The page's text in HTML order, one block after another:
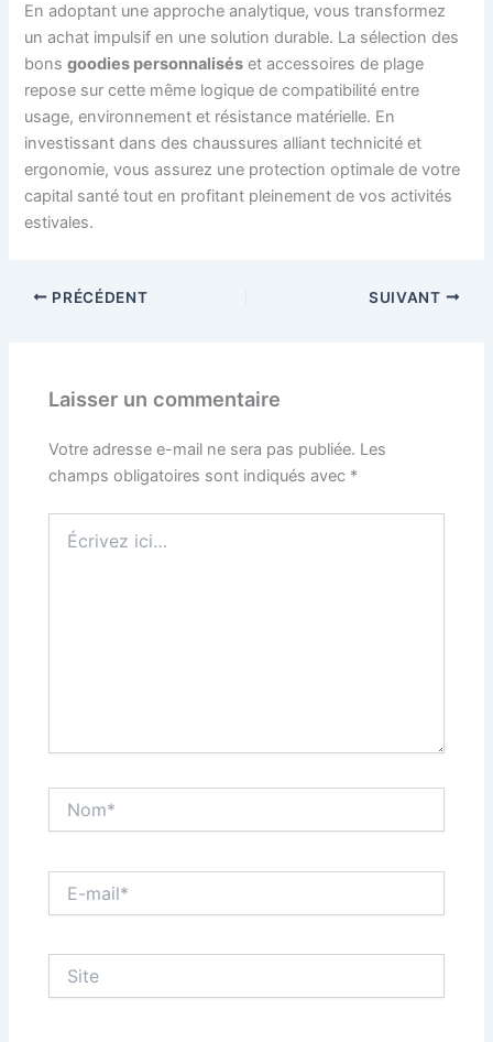
En adoptant une approche analytique, vous transformez
un achat impulsif en une solution durable. La sélection des
bonsgoodies personnalisés et accessoires de plage
repose sur cette même logique de compatibilité entre
usage, environnement et résistance matérielle. En
investissant dans des chaussures alliant technicité et
ergonomie, vous assurez une protection optimale de votre
capital santé tout en profitant pleinement de vos activités
estivales.
PRÉCÉDENT SUIVANT
Laisser un commentaire
Votre adresse e-mail ne sera pas publiée. Les
champs obligatoires sont indiqués avec *
ici…
mail*